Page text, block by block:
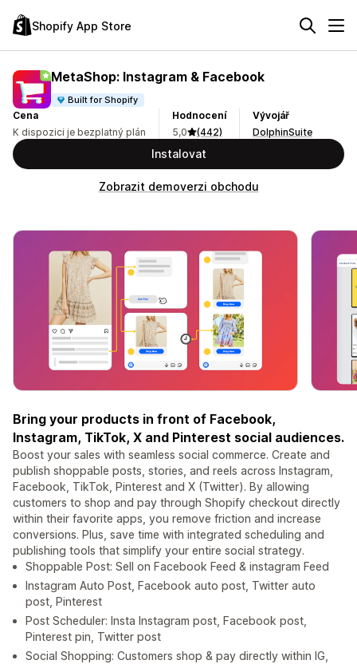
Shopify App Store
MetaShop: Instagram & Facebook
Built for Shopify
Cena
K dispozici je bezplatný plán
Hodnocení
5,0
(442)
Vývojář
DolphinSuite
Instalovat
Zobrazit demoverzi obchodu
Bring your products in front of Facebook,
Instagram, TikTok, X and Pinterest social audiences.
Boost your sales with seamless social commerce. Create and
publish shoppable posts, stories, and reels across Instagram,
Facebook, TikTok, Pinterest and X (Twitter). By allowing
customers to shop and pay through Shopify checkout directly
within their favorite apps, you remove friction and increase
conversions. Plus, save time with integrated scheduling and
publishing tools that simplify your entire social strategy.
Shoppable Post: Sell on Facebook Feed & instagram Feed
Instagram Auto Post, Facebook auto post, Twitter auto
post, Pinterest
Post Scheduler: Insta Instagram post, Facebook post,
Pinterest pin, Twitter post
Social Shopping: Customers shop & pay directly within IG,